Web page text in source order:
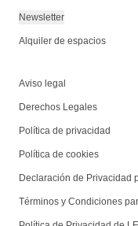
Newsletter
Alquiler de espacios
Aviso legal
Derechos Legales
Política de privacidad
Política de cookies
Declaración de Privacidad
Términos y Condiciones